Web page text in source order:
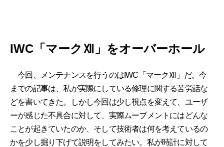
IWC「マークⅫ」をオーバーホール
今回、メンテナンスを行うのはIWC「マークⅫ」だ。今
までの記事は、私が実際にしている修理に関する苦労話な
どを書いてきた。しかし今回は少し視点を変えて、ユーザ
ーが感じた不具合に対して、実際ムーブメントにはどんな
ことが起きていたのか、そして技術者は何を考えているの
かを少し掘り下げて説明をしてみたい。私が時計に対して